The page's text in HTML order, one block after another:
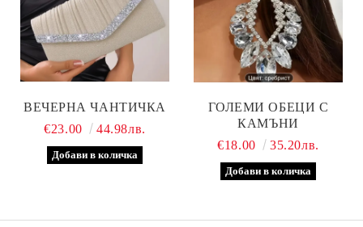
ВЕЧЕРНА ЧАНТИЧКА
€23.00
44.98лв.
ГОЛЕМИ ОБЕЦИ С
КАМЪНИ
€18.00
35.20лв.